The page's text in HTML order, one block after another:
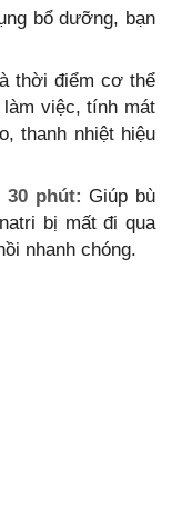
bổ dưỡng, bạn
thời điểm cơ thể
việc, tính mát
thanh nhiệt hiệu
phút: Giúp bù
bị mất đi qua
nhanh chóng.